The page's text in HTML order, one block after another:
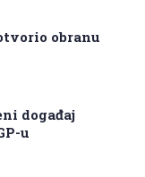
obranu
događaj
u